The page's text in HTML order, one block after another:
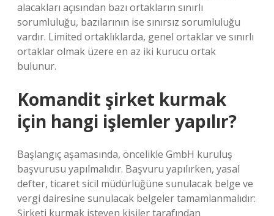
alacakları açısından bazı ortakların sınırlı
sorumluluğu, bazılarının ise sınırsız sorumluluğu
vardır. Limited ortaklıklarda, genel ortaklar ve sınırlı
ortaklar olmak üzere en az iki kurucu ortak
bulunur.
Komandit şirket kurmak
için hangi işlemler yapılır?
Başlangıç ​​aşamasında, öncelikle GmbH kuruluş
başvurusu yapılmalıdır. Başvuru yapılırken, yasal
defter, ticaret sicil müdürlüğüne sunulacak belge ve
vergi dairesine sunulacak belgeler tamamlanmalıdır:
Şirketi kurmak isteyen kişiler tarafından